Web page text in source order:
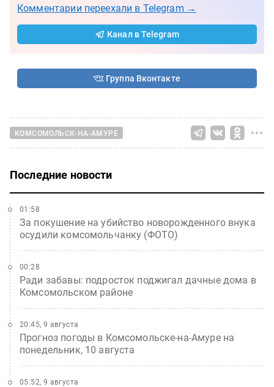
Комментарии переехали в Telegram →
Канал в Telegram
Группа Вконтакте
КОМСОМОЛЬСК-НА-АМУРЕ
Последние новости
За покушение на убийство новорожденного внука
осудили комсомольчанку (ФОТО)
01:58
Ради забавы: подросток поджигал дачные дома в
Комсомольском районе
00:28
Прогноз погоды в Комсомольске-на-Амуре на
понедельник, 10 августа
20:45, 9 августа
05:52, 9 августа